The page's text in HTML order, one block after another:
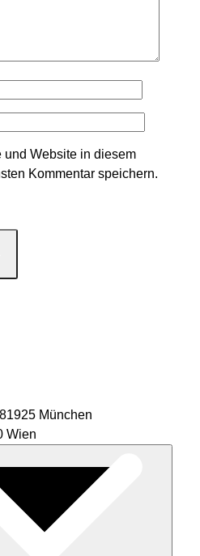
und Website in diesem
Kommentar speichern.
München
Wien